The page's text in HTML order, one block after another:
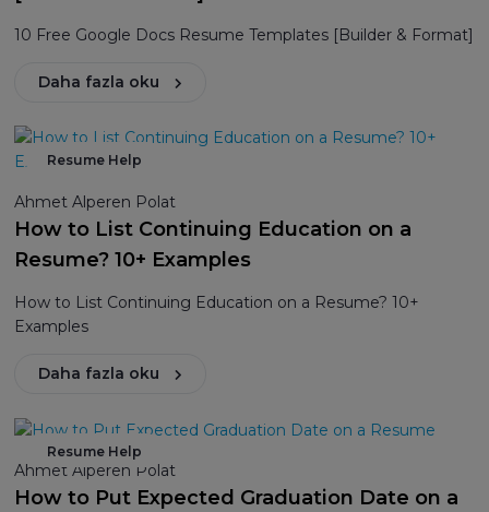
10 Free Google Docs Resume Templates [Builder & Format]
Daha fazla oku
Resume Help
Ahmet Alperen Polat
How to List Continuing Education on a
Resume? 10+ Examples
How to List Continuing Education on a Resume? 10+
Examples
Daha fazla oku
Resume Help
Ahmet Alperen Polat
How to Put Expected Graduation Date on a